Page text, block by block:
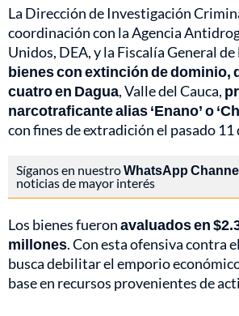
La Dirección de Investigación
coordinación con la Agencia
Unidos, DEA, y la Fiscalía General
bienes con extinción de dominio,
cuatro en Dagua, Valle del Cauca,
narcotraficante alias ‘Enano’ o
con fines de extradición el pasado 11
Síganos en nuestroWhatsApp
noticias de mayor interés
Los bienes fueronavaluados en
millones. Con esta ofensiva contra
busca debilitar el emporio
base en recursos provenientes de